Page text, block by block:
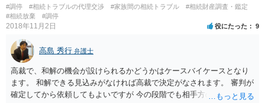
産分割に関係ない(と思われる)いきさつを沢山盛り込むことだと考えま
す(あくまで遺産分割に関係することに留める方が、裁判所や調停委員
#調停 #相続トラブルの代理交渉 #家族間の相続トラブル
#相続財産調査・鑑定
#相続放棄
#調停
2018年11月2日 役にたった 9
高島 秀行 弁護士
高裁で、和解の機会が設けられるかどうかはケースバイケースとなり
ます。 和解できる見込みがなければ高裁で決定がなされます。 審判が
確定してから依頼してもよいですが 今の段階でも相手方の連絡が迷惑